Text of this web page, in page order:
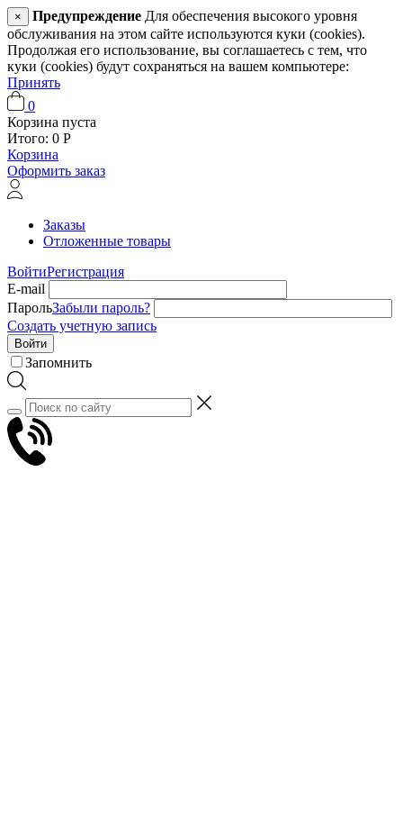
× Предупреждение Для обеспечения высокого уровня
обслуживания на этом сайте используются куки (cookies).
Продолжая его использование, вы соглашаетесь с тем, что
куки (cookies) будут сохраняться на вашем компьютере:
Принять
0
Корзина пуста
Итого: 0 Р
Корзина
Оформить заказ
Заказы
Отложенные товары
ВойтиРегистрация
E-mail
ПарольЗабыли пароль?
Создать учетную запись
Войти
Запомнить